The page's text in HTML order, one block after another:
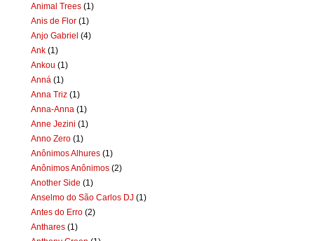
Animal Trees (1)
Anis de Flor (1)
Anjo Gabriel (4)
Ank (1)
Ankou (1)
Anná (1)
Anna Triz (1)
Anna-Anna (1)
Anne Jezini (1)
Anno Zero (1)
Anônimos Alhures (1)
Anônimos Anônimos (2)
Another Side (1)
Anselmo do São Carlos DJ (1)
Antes do Erro (2)
Anthares (1)